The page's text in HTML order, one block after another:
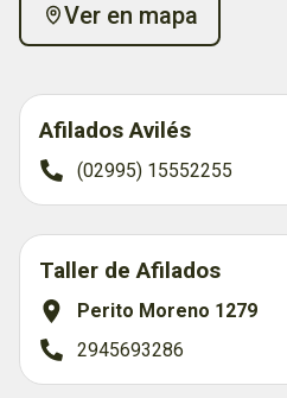
Ver en mapa
Afilados Avilés
(02995) 15552255
Taller de Afilados
Perito Moreno 1279
2945693286